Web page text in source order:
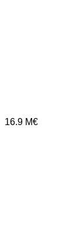
16.9 M€